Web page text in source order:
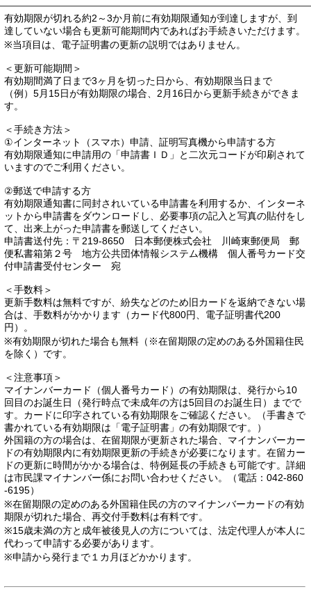
有効期限が切れる約2～3か月前に有効期限通知が到達しますが、到
達していない場合も更新可能期間内であればお手続きいただけます。
※当項目は、電子証明書の更新の説明ではありません。
＜更新可能期間＞
有効期間満了日まで3ヶ月を切った日から、有効期限当日まで
（例）5月15日が有効期限の場合、2月16日から更新手続きができま
す。
＜手続き方法＞
①インターネット（スマホ）申請、証明写真機から申請する方
有効期限通知に申請用の「申請書ＩＤ」と二次元コードが印刷されて
いますのでご利用ください。
②郵送で申請する方
有効期限通知書に同封されいている申請書を利用するか、インターネ
ットから申請書をダウンロードし、必要事項の記入と写真の貼付をし
て、出来上がった申請書を郵送してください。
申請書送付先：〒219-8650 日本郵便株式会社 川崎東郵便局 郵
便私書箱第２号 地方公共団体情報システム機構 個人番号カード交
付申請書受付センター 宛
＜手数料＞
更新手数料は無料ですが、紛失などのため旧カードを返納できない場
合は、手数料がかかります（カード代800円、電子証明書代200
円）。
※有効期限が切れた場合も無料（※在留期限の定めのある外国籍住民
を除く）です。
＜注意事項＞
マイナンバーカード（個人番号カード）の有効期限は、発行から10
回目のお誕生日（発行時点で未成年の方は5回目のお誕生日）までで
す。カードに印字されている有効期限をご確認ください。（手書きで
書かれている有効期限は「電子証明書」の有効期限です。）
外国籍の方の場合は、在留期限が更新された場合、マイナンバーカー
ドの有効期限内に有効期限更新の手続きが必要になります。在留カー
ドの更新に時間がかかる場合は、特例延長の手続きも可能です。詳細
は市民課マイナンバー係にお問い合わせください。（電話：042-860
-6195）
※在留期限の定めのある外国籍住民の方のマイナンバーカードの有効
期限が切れた場合、再交付手数料は有料です。
※15歳未満の方と成年被後見人の方については、法定代理人が本人に
代わって申請する必要があります。
※申請から発行まで１カ月ほどかかります。